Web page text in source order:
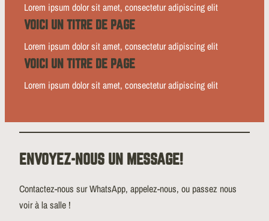
Lorem ipsum dolor sit amet, consectetur adipiscing elit
VOICI UN TITRE DE PAGE
Lorem ipsum dolor sit amet, consectetur adipiscing elit
VOICI UN TITRE DE PAGE
Lorem ipsum dolor sit amet, consectetur adipiscing elit
ENVOYEZ-NOUS UN MESSAGE!
Contactez-nous sur WhatsApp, appelez-nous, ou passez nous
voir à la salle !